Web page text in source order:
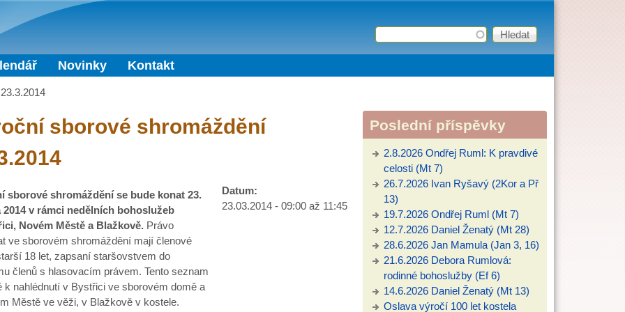
Vyhledávání
Hledat
Novinky Kontakt
sborové shromáždění
sborové shromáždění se bude konat 23.
2014 v rámci nedělních bohoslužeb
Novém Městě a Blažkově.Právo
ve sborovém shromáždění mají členové
18 let, zapsaní staršovstvem do
členů s hlasovacím právem. Tento seznam
k nahlédnutí v Bystřici ve sborovém domě a
Městě ve věži, v Blažkově v kostele.
Datum:
23.03.2014 - 09:00až 11:45
Poslední příspěvky
2.8.2026 Ondřej Ruml: K pravdivé
celosti (Mt 7)
26.7.2026 Ivan Ryšavý (2Kor a Př
13)
19.7.2026 Ondřej Ruml (Mt 7)
12.7.2026 Daniel Ženatý (Mt 28)
28.6.2026 Jan Mamula (Jan 3, 16)
21.6.2026 Debora Rumlová:
rodinné bohoslužby (Ef 6)
14.6.2026 Daniel Ženatý (Mt 13)
Oslava výročí 100 let kostela